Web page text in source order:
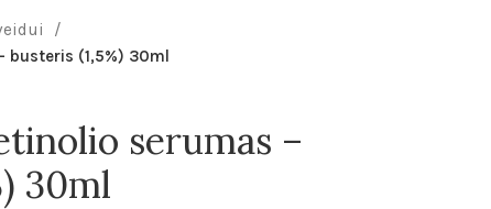
busteris (1,5%) 30ml
serumas –
30ml